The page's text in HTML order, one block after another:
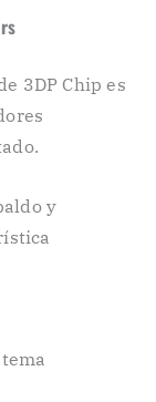
3DP Chip es
y